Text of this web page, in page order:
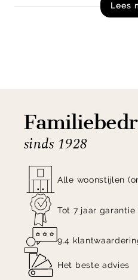
Lees
sinds 1928
Alle woonstijlen
Tot 7 jaar garantie
9.4
Het beste advies